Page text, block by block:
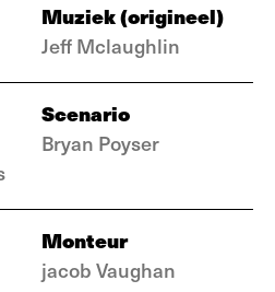
Muziek (origineel)
Jeff Mclaughlin
Scenario
Bryan Poyser
Monteur
jacob Vaughan